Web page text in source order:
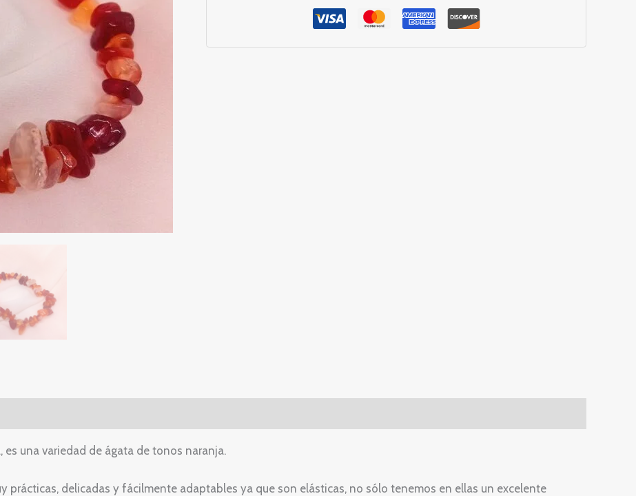
una variedad de ágata de tonos naranja.
prácticas, delicadas y fácilmente adaptables ya que son elásticas, no sólo tenemos en ellas un excelente